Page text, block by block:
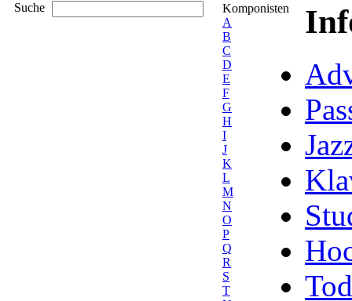
Suche
Komponisten
A
B
C
D
E
F
G
H
I
J
K
L
M
N
O
P
Q
R
S
T